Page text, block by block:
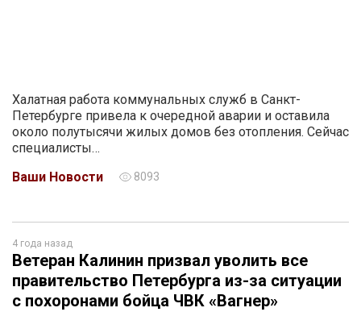
Халатная работа коммунальных служб в Санкт-
Петербурге привела к очередной аварии и оставила
около полутысячи жилых домов без отопления. Сейчас
специалисты…
Ваши Новости
8093
4 года назад
Ветеран Калинин призвал уволить все
правительство Петербурга из-за ситуации
с похоронами бойца ЧВК «Вагнер»